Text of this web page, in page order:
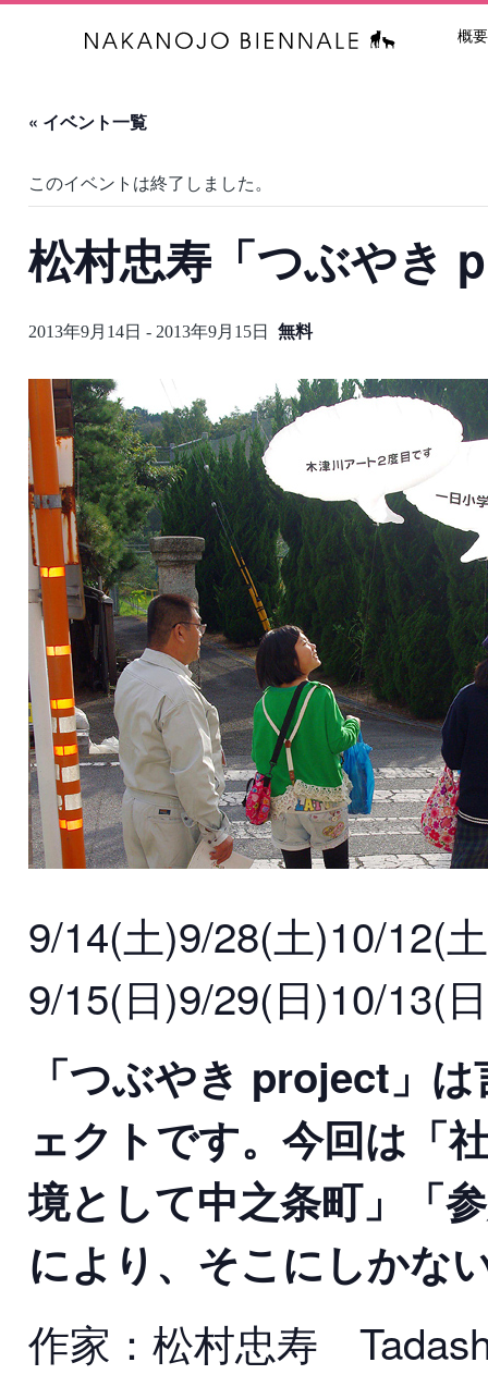
中之条ビエ
概要
« イベント一覧
このイベントは終了しました。
松村忠寿「つぶやき
2013年9月14日 - 2013年9月15日 無料
9/14(土)9/28(土)10/12(
9/15(日)9/29(日)10/13(
「つぶやき project」
ェクトです。今回は「
境として中之条町」「
により、そこにしかな
作家：松村忠寿